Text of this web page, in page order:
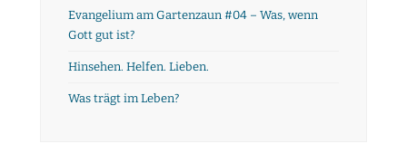
Evangelium am Gartenzaun #04 – Was, wenn
Gott gut ist?
Hinsehen. Helfen. Lieben.
Was trägt im Leben?